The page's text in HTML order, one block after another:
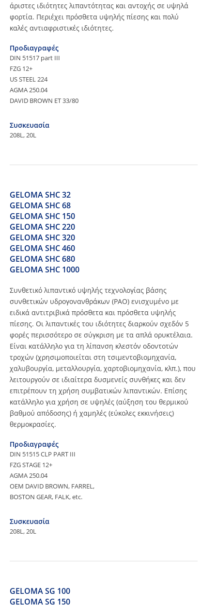
άριστες ιδιότητες λιπαντότητας και αντοχής σε υψηλά
φορτία. Περιέχει πρόσθετα υψηλής πίεσης και πολύ
καλές αντιαφριστικές ιδιότητες.
Προδιαγραφές
DIN 51517 part III
FZG 12+
US STEEL 224
AGMA 250.04
DAVID BROWN ET 33/80
Συσκευασία
208L, 20L
GELOMA SHC 32
GELOMA SHC 68
GELOMA SHC 150
GELOMA SHC 220
GELOMA SHC 320
GELOMA SHC 460
GELOMA SHC 680
GELOMA SHC 1000
Συνθετικό λιπαντικό υψηλής τεχνολογίας βάσης
συνθετικών υδρογονανθράκων (PAO) ενισχυμένο με
ειδικά αντιτριβικά πρόσθετα και πρόσθετα υψηλής
πίεσης. Οι λιπαντικές του ιδιότητες διαρκούν σχεδόν 5
φορές περισσότερο σε σύγκριση με τα απλά ορυκτέλαια.
Είναι κατάλληλο για τη λίπανση κλεστόν οδοντοτών
τροχών (χρησιμοποιείται στη τσιμεντοβιομηχανία,
χαλυβουργία, μεταλλουργία, χαρτοβιομηχανία, κλπ.), που
λειτουργούν σε ιδιαίτερα δυσμενείς συνθήκες και δεν
επιτρέπουν τη χρήση συμβατικών λιπαντικών. Επίσης
κατάλληλο για χρήση σε υψηλές (αύξηση του θερμικού
βαθμού απόδοσης) ή χαμηλές (εύκολες εκκινήσεις)
θερμοκρασίες.
Προδιαγραφές
DIN 51515 CLP PART III
FZG STAGE 12+
AGMA 250.04
OEM DAVID BROWN, FARREL,
BOSTON GEAR, FALK, etc.
Συσκευασία
208L, 20L
GELOMA SG 100
GELOMA SG 150